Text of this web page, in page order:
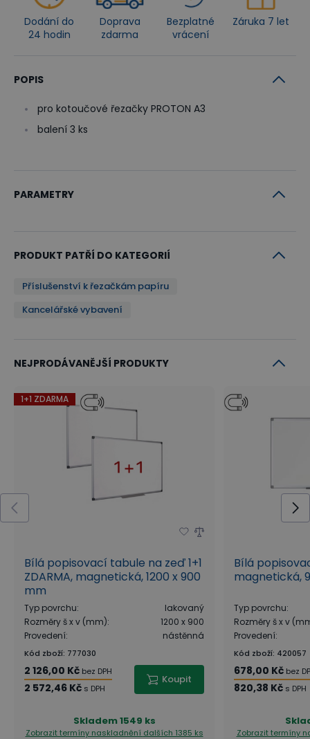
Dodání do
24 hodin
Doprava
zdarma
Bezplatné
vrácení
Záruka 7 let
POPIS
pro kotoučové řezačky PROTON A3
balení 3 ks
PARAMETRY
PRODUKT PATŘÍ DO KATEGORIÍ
Příslušenství k řezačkám papíru
Kancelářské vybavení
NEJPRODÁVANĚJŠÍ PRODUKTY
1+1 ZDARMA
Bílá popisovací tabule na zeď 1+1
ZDARMA, magnetická, 1200 x 900
mm
Typ povrchu:
lakovaný
Rozměry š x v (mm):
1200 x 900
Provedení: nástěnná
Kód zboží: 777030
2 126,00 Kč bez DPH
2 572,46 Kč s DPH
Koupit
Skladem1549 ks
Zobrazit termíny naskladnění dalších 1385 ks
Bílá
magnetická,
Typ povrchu:
Rozměry š x v
Provedení:
Kód zboží: 420057
678,00 Kč bez
820,38 Kč s DPH
Zobrazit termíny